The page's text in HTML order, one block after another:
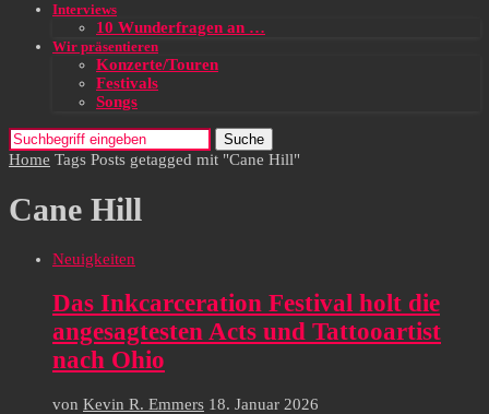
Interviews
10 Wunderfragen an …
Wir präsentieren
Konzerte/Touren
Festivals
Songs
Suche
Home Tags Posts getagged mit "Cane Hill"
Cane Hill
Neuigkeiten
Das Inkcarceration Festival holt die
angesagtesten Acts und Tattooartist
nach Ohio
von Kevin R. Emmers 18. Januar 2026